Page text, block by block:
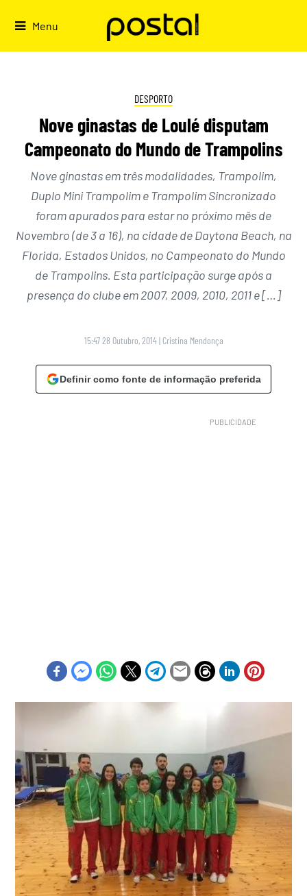
Menu
DESPORTO
Nove ginastas de Loulé disputam
Campeonato do Mundo de Trampolins
Nove ginastas em três modalidades, Trampolim,
Duplo Mini Trampolim e Trampolim Sincronizado
foram apurados para estar no próximo mês de
Novembro (de 3 a 16), na cidade de Daytona Beach, na
Florida, Estados Unidos, no Campeonato do Mundo
de Trampolins. Esta participação surge após a
presença do clube em 2007, 2009, 2010, 2011 e […]
15:47 28 Outubro, 2014 | Cristina Mendonça
Definir como fonte de informação preferida